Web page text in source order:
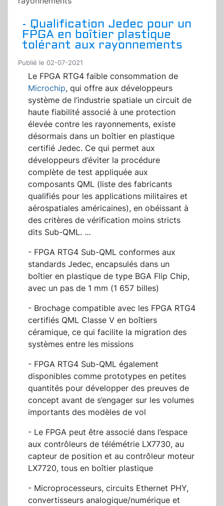
- Qualification Jedec pour un
FPGA en boîtier plastique
tolérant aux rayonnements
Publié le 02-07-2021
Le FPGA RTG4 faible consommation de
Microchip, qui offre aux développeurs
système de l’industrie spatiale un circuit de
haute fiabilité associé à une protection
élevée contre les rayonnements, existe
désormais dans un boîtier en plastique
certifié Jedec. Ce qui permet aux
développeurs d’éviter la procédure
complète de test appliquée aux
composants QML (liste des fabricants
qualifiés pour les applications militaires et
aérospatiales américaines), en obéissant à
des critères de vérification moins stricts
dits Sub-QML. ...
- FPGA RTG4 Sub-QML conformes aux
standards Jedec, encapsulés dans un
boîtier en plastique de type BGA Flip Chip,
avec un pas de 1 mm (1 657 billes)
- Brochage compatible avec les FPGA RTG4
certifiés QML Classe V en boîtiers
céramique, ce qui facilite la migration des
systèmes entre les missions
- FPGA RTG4 Sub-QML également
disponibles comme prototypes en petites
quantités pour développer des preuves de
concept avant de s’engager sur les volumes
importants des modèles de vol
- Le FPGA peut être associé dans l’espace
aux contrôleurs de télémétrie LX7730, au
capteur de position et au contrôleur moteur
LX7720, tous en boîtier plastique
- Microprocesseurs, circuits Ethernet PHY,
convertisseurs analogique/numérique et